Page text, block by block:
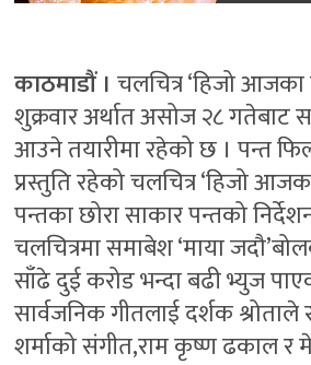
काठमाडौं । चलचित्र ‘हिजो
शुक्रवार अर्थात असोज २८ गतेबाट
आउने तयारीमा रहेको छ । पन्त
प्रस्तुति रहेको चलचित्र ‘हिजो
पन्तका छोरा साकार पन्तको
चलचित्रमा समाबेश ‘माया
साँढे दुई करोड भन्दा बढी भ्युज
सार्वजनिक गीतलाई दर्शक
शर्माको संगीत,राम कृष्ण ढकाल र